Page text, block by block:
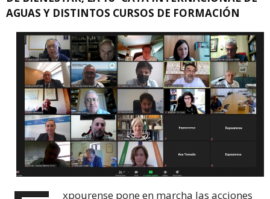
AGUAS Y DISTINTOS CURSOS DE FORMACIÓN
xpourense pone en marcha las acciones